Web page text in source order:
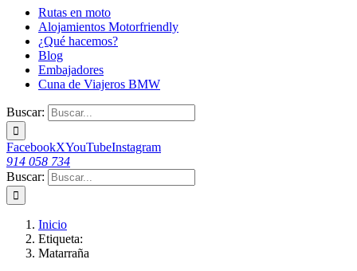
Rutas en moto
Alojamientos Motorfriendly
¿Qué hacemos?
Blog
Embajadores
Cuna de Viajeros BMW
Buscar:
FacebookXYouTubeInstagram
914 058 734
Buscar:
Inicio
Etiqueta:
Matarraña